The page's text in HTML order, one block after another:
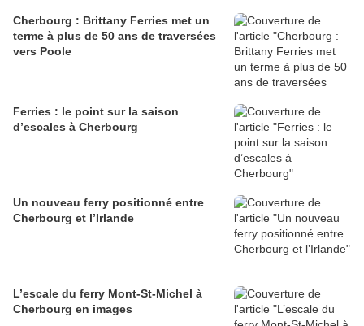
Cherbourg : Brittany Ferries met un
terme à plus de 50 ans de traversées
vers Poole
Ferries : le point sur la saison
d’escales à Cherbourg
Un nouveau ferry positionné entre
Cherbourg et l’Irlande
L’escale du ferry Mont-St-Michel à
Cherbourg en images